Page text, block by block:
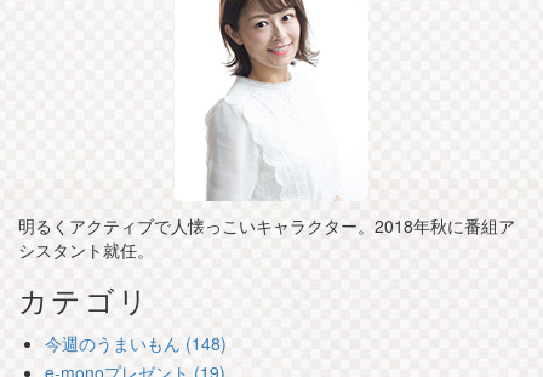
明るくアクティブで人懐っこいキャラクター。2018年秋に番組ア
シスタント就任。
カテゴリ
今週のうまいもん (148)